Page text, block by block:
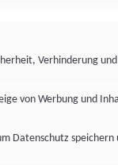
Verhinderung
von Werbung und
Datenschutz